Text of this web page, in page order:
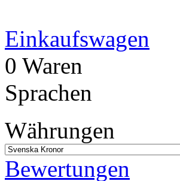
Einkaufswagen
0 Waren
Sprachen
Währungen
Bewertungen